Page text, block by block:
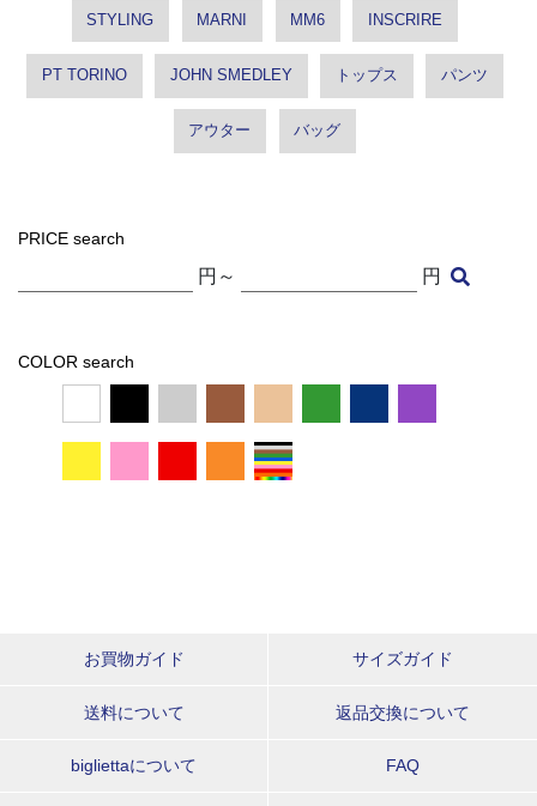
STYLING MARNI MM6 INSCRIRE
PT TORINO JOHN SMEDLEY トップス パンツ
アウター バッグ
PRICE search
円～ 円
COLOR search
お買物ガイド サイズガイド
送料について 返品交換について
bigliettaについて FAQ